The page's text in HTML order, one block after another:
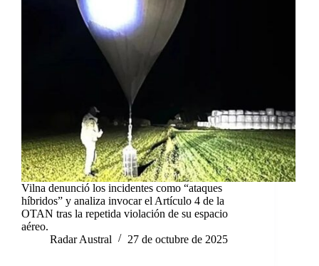
Vilna denunció los incidentes como “ataques
híbridos” y analiza invocar el Artículo 4 de la
OTAN tras la repetida violación de su espacio
aéreo.
Radar Austral
27 de octubre de 2025